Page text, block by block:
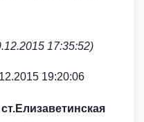
17:35:52)
19:20:06